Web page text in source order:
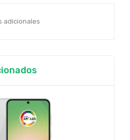
adicionales